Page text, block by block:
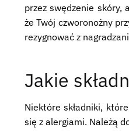
przez swędzenie skóry,
że Twój czworonożny
rezygnować z
Jakie
Niektóre składniki,
się z alergiami. Należą